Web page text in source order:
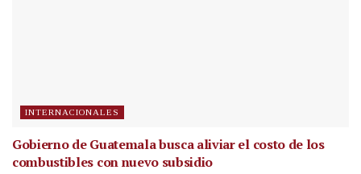
INTERNACIONALES
Gobierno de Guatemala busca aliviar el costo de los
combustibles con nuevo subsidio